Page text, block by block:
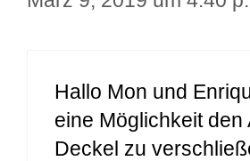
Hallo Mon und
eine Möglichkeit den
Deckel zu